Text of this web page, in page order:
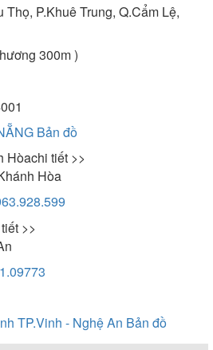
P.Khuê Trung, Q.Cẩm Lệ,
300m )
Bản đồ
Hòachi tiết >>
Hòa
>>
TP.Vinh - Nghệ An Bản đồ